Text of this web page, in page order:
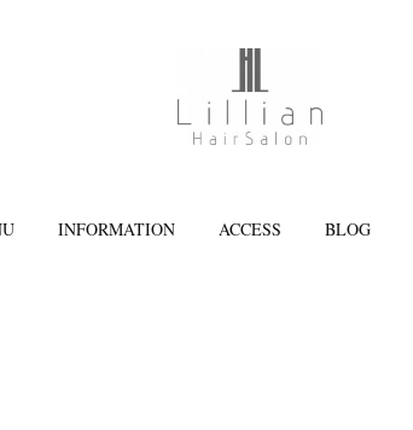
INFORMATION ACCESS BLOG